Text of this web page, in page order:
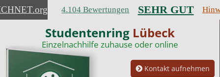
.org 4.104 Bewertungen SEHR GUT
Studentenring Lübeck
Einzelnachhilfe zuhause oder online
Kontakt aufnehmen